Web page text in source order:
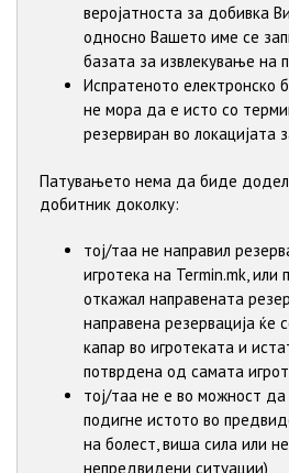
веројатноста за добивка
односно Вашето име се
базата за извлекување на
Испратеното електронско
не мора да е исто со
резервиран во локацијата
Патувањето нема да биде
добитник доколку:
тој/таа не направил
игротека на Termin.mk, или
откажал направената
направена резервација ќе
капар во игротеката и
потврдена од самата
тој/таа не е во можност да
подигне истото во
на болест, виша сила или
непредвидени ситуации)